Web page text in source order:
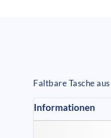
Faltbare Tasche
Informationen